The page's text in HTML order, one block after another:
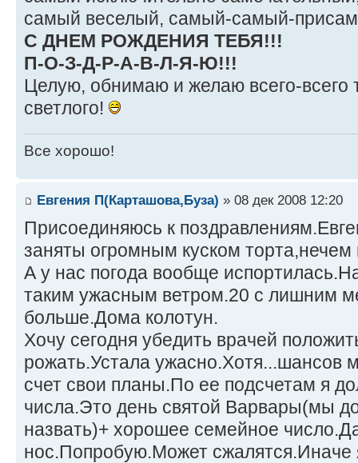
самый веселый, самый-самый-
С ДНЕМ РОЖДЕНИЯ ТЕБЯ!!!
П-О-З-Д-Р-А-В-Л-Я-Ю!!!
Целую, обнимаю и желаю всего-всего
светлого!
Все хорошо!
Евгения П(Карташова,Буза) » 08 дек 2008 12:20
Присоединяюсь к
заняты огромным куском
А у нас погода вообще
таким ужасным ветром.20 с лишним
больше.Дома колотун.
Хочу сегодня убедить врачей
рожать.Устала ужасно.Хотя...шансов
счет свои планы.По ее подсчетам я
числа.Это день святой Варвары(мы
назвать)+ хорошее семейное
нос.Попробую.Может сжалятся.Иначе